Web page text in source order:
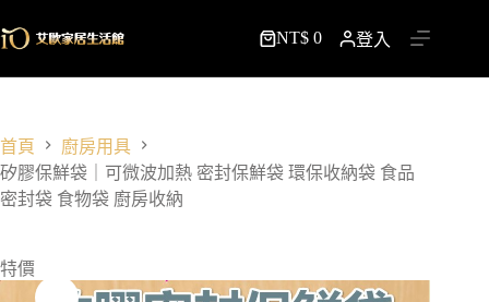
至
容
購
物
NT$ 0 登入
首頁
廚房用具
矽膠保鮮袋｜可微波加熱 密封保鮮袋 環保收納袋 食品
密封袋 食物袋 廚房收納
特價